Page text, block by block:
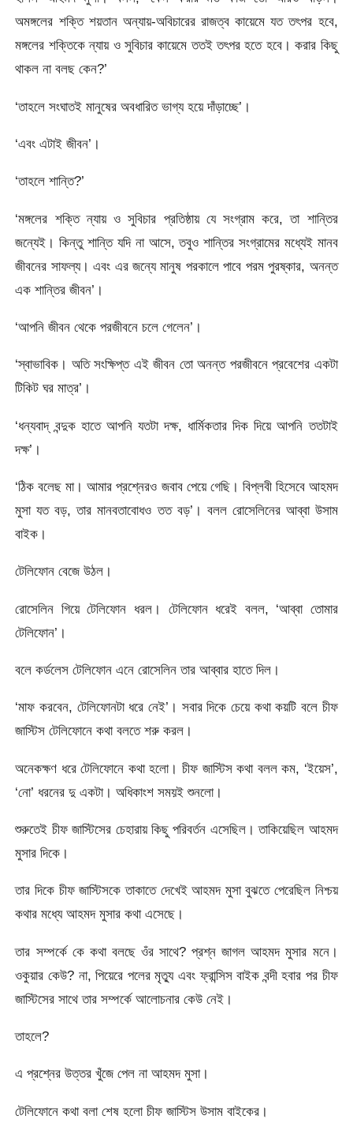
অমঙ্গলের শক্তি শয়তান অন্যায়-অবিচারের রাজত্ব কায়েমে যত তৎপর হবে,
মঙ্গলের শক্তিকে ন্যায় ও সুবিচার কায়েমে ততই তৎপর হতে হবে। করার কিছু
থাকল না বলছ কেন?’
‘তাহলে সংঘাতই মানুষের অবধারিত ভাগ্য হয়ে দাঁড়াচ্ছে’।
‘এবং এটাই জীবন’।
‘তাহলে শান্তি?’
‘মঙ্গলের শক্তি ন্যায় ও সুবিচার প্রতিষ্ঠায় যে সংগ্রাম করে, তা শান্তির
জন্যেই। কিন্তু শান্তি যদি না আসে, তবুও শান্তির সংগ্রামের মধ্যেই মানব
জীবনের সাফল্য। এবং এর জন্যে মানুষ পরকালে পাবে পরম পুরষ্কার, অনন্ত
এক শান্তির জীবন’।
‘আপনি জীবন থেকে পরজীবনে চলে গেলেন’।
‘স্বাভাবিক। অতি সংক্ষিপ্ত এই জীবন তো অনন্ত পরজীবনে প্রবেশের একটা
টিকিট ঘর মাত্র’।
‘ধন্যবাদ্ বন্দুক হাতে আপনি যতটা দক্ষ, ধার্মিকতার দিক দিয়ে আপনি ততটাই
দক্ষ’।
‘ঠিক বলেছ মা। আমার প্রশ্নেরও জবাব পেয়ে গেছি। বিপ্লবী হিসেবে আহমদ
মুসা যত বড়, তার মানবতাবোধও তত বড়’। বলল রোসেলিনের আব্বা উসাম
বাইক।
টেলিফোন বেজে উঠল।
রোসেলিন গিয়ে টেলিফোন ধরল। টেলিফোন ধরেই বলল, ‘আব্বা তোমার
টেলিফোন’।
বলে কর্ডলেস টেলিফোন এনে রোসেলিন তার আব্বার হাতে দিল।
‘মাফ করবেন, টেলিফোনটা ধরে নেই’। সবার দিকে চেয়ে কথা কয়টি বলে চীফ
জাস্টিস টেলিফোনে কথা বলতে শরু করল।
অনেকক্ষণ ধরে টেলিফোনে কথা হলো। চীফ জাস্টিস কথা বলল কম, ‘ইয়েস’,
‘নো’ ধরনের দু একটা। অধিকাংশ সময়ই শুনলো।
শুরুতেই চীফ জাস্টিসের চেহারায় কিছু পরিবর্তন এসেছিল। তাকিয়েছিল আহমদ
মুসার দিকে।
তার দিকে চীফ জাস্টিসকে তাকাতে দেখেই আহমদ মুসা বুঝতে পেরেছিল নিশ্চয়
কথার মধ্যে আহমদ মুসার কথা এসেছে।
তার সম্পর্কে কে কথা বলছে ওঁর সাথে? প্রশ্ন জাগল আহমদ মুসার মনে।
ওকুয়ার কেউ? না, পিয়েরে পলের মৃতু্য এবং ফ্রান্সিস বাইক বন্দী হবার পর চীফ
জাস্টিসের সাথে তার সম্পর্কে আলোচনার কেউ নেই।
তাহলে?
এ প্রশ্নের উত্তর খুঁজে পেল না আহমদ মুসা।
টেলিফোনে কথা বলা শেষ হলো চীফ জাস্টিস উসাম বাইকের।